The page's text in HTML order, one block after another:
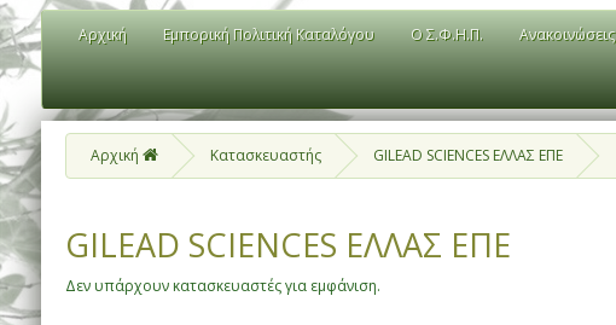
Αρχική Εμπορική Πολιτική Καταλόγου Ο Σ.Φ.Η.Π. Ανακοινώσεις
Αρχική Κατασκευαστής GILEAD SCIENCES ΕΛΛΑΣ ΕΠΕ
GILEAD SCIENCES ΕΛΛΑΣ ΕΠΕ
Δεν υπάρχουν κατασκευαστές για εμφάνιση.